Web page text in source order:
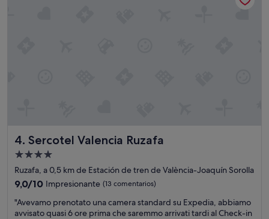
4. Sercotel Valencia Ruzafa
Sercotel Valencia Ruzafa
Alojamiento
de
4.0 estrellas
Ruzafa, a 0,5 km de Estación de tren de València-Joaquín Sorolla
9.0
10,
Impresionante,
9,0/10 Impresionante (13 comentarios)
"
A
"Avevamo prenotato una camera standard su Expedia, abbiamo
avvisato quasi 6 ore prima che saremmo arrivati tardi al Check-in